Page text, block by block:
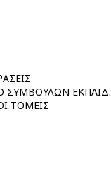
ΣΥΜΒΟΥΛΩΝ ΕΚΠΑΙΔ.
ΤΟΜΕΙΣ